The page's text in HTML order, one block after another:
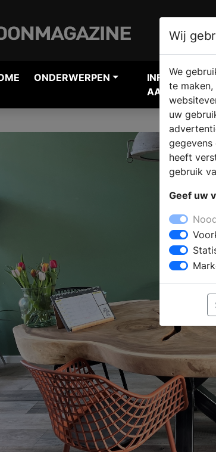
ONDERWERPEN
INFORMATIE
AANVRAGEN
Wij
We
te
uw
gegevens
heeft
gebruik
Geef uw